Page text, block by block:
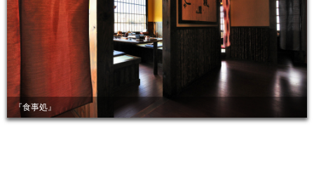
『食事処』